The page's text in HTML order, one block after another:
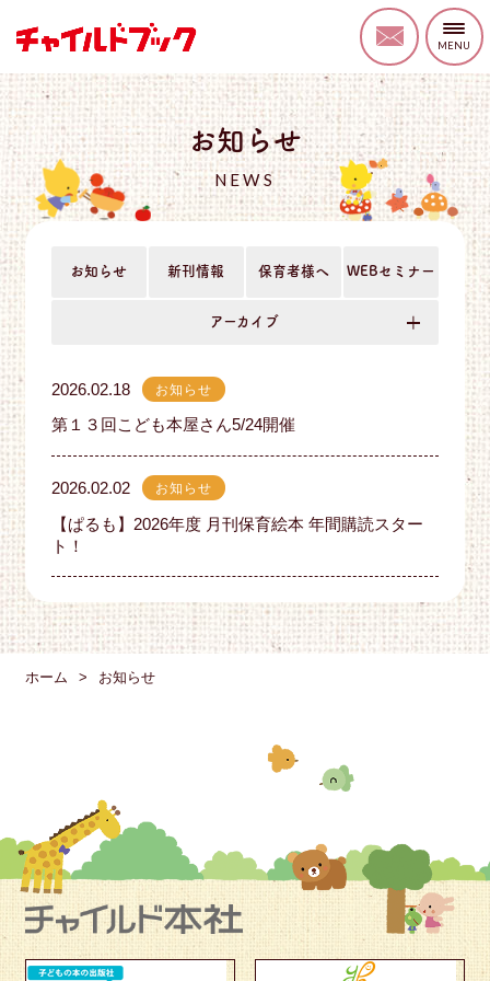
お知らせ
NEWS
お知らせ 新刊情報 保育者様へ WEBセミナー
アーカイブ
2026.02.18 お知らせ
第１３回こども本屋さん5/24開催
2026.02.02 お知らせ
【ぱるも】2026年度 月刊保育絵本 年間購読スター
ト！
ホーム お知らせ